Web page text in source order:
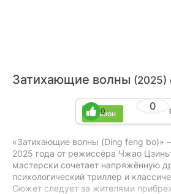
Затихающие волны (2025)
1 сезон
0
0
«Затихающие волны (Ding feng bo)»
2025 года от режиссёра Чжао
мастерски сочетает напряжённую
психологический триллер и
Сюжет следует за жителями